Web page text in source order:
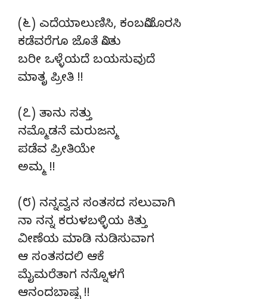
(೬) ಎದೆಯಾಲುಣಿಸಿ, ಕಂಬನಿಯೊರಸಿ
ಕಡೆವರೆಗೂ ಜೊತೆ ನಿಂತು
ಬರೀ ಒಳ್ಳೆಯದೆ ಬಯಸುವುದೆ
ಮಾತೃ ಪ್ರೀತಿ !!
(೭) ತಾನು ಸತ್ತು
ನಮ್ಮೊಡನೆ ಮರುಜನ್ಮ
ಪಡೆವ ಪ್ರೀತಿಯೇ
ಅಮ್ಮ !!
(೮) ನನ್ನವ್ವನ ಸಂತಸದ ಸಲುವಾಗಿ
ನಾ ನನ್ನ ಕರುಳಬಳ್ಳಿಯ ಕಿತ್ತು
ವೀಣೆಯ ಮಾಡಿ ನುಡಿಸುವಾಗ
ಆ ಸಂತಸದಲಿ ಆಕೆ
ಮೈಮರೆತಾಗ ನನ್ನೊಳಗೆ
ಆನಂದಬಾಷ್ಪ !!